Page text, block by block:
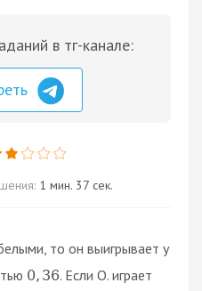
в тг-канале:
1 мин. 37 сек.
то он выигрывает у
0, 36. Если О. играет